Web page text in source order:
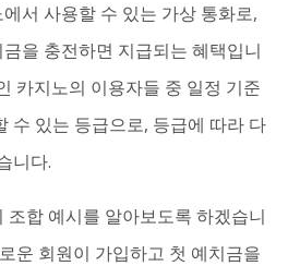
서 사용할 수 있는 가상 통화로,
을 충전하면 지급되는 혜택입니
카지노의 이용자들 중 일정 기준
수 있는 등급으로, 등급에 따라 다
니다.
조합 예시를 알아보도록 하겠습니
운 회원이 가입하고 첫 예치금을